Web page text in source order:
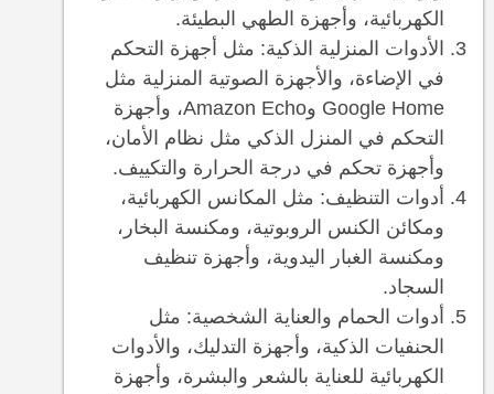
الكهربائية، وأجهزة الطهي البطيئة.
الأدوات المنزلية الذكية: مثل أجهزة التحكم
في الإضاءة، والأجهزة الصوتية المنزلية مثل
Google Home وAmazon Echo، وأجهزة
التحكم في المنزل الذكي مثل نظام الأمان،
وأجهزة تحكم في درجة الحرارة والتكييف.
أدوات التنظيف: مثل المكانس الكهربائية،
ومكائن الكنس الروبوتية، ومكنسة البخار،
ومكنسة الغبار اليدوية، وأجهزة تنظيف
السجاد.
أدوات الحمام والعناية الشخصية: مثل
الحنفيات الذكية، وأجهزة التدليك، والأدوات
الكهربائية للعناية بالشعر والبشرة، وأجهزة